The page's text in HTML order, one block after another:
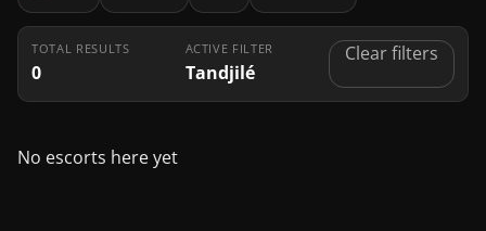
TOTAL RESULTS
0
ACTIVE FILTER
Tandjilé
Clear filters
No escorts here yet